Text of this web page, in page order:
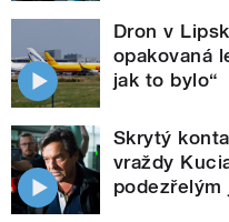
Dron v
opakovaná
jak to bylo“
Skrytý
vraždy